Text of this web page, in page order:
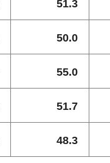
51.3
50.0
55.0
51.7
48.3